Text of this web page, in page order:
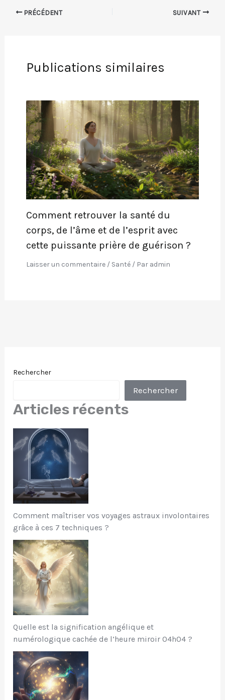
Rechercher
Rechercher
Articles récents
Comment maîtriser vos voyages astraux involontaires
grâce à ces 7 techniques ?
Quelle est la signification angélique et
numérologique cachée de l’heure miroir 04h04 ?
PRÉCÉDENT SUIVANT
Publications similaires
Comment retrouver la santé du
corps, de l’âme et de l’esprit avec
cette puissante prière de guérison ?
Laisser un commentaire / Santé/ Par admin